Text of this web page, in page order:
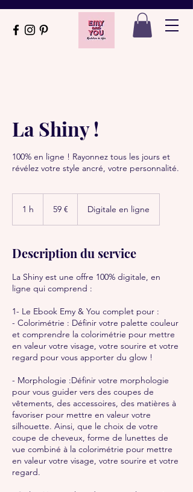
La Shiny !
100% en ligne ! Rayonnez tous les jours et
révélez votre style ancré, votre personnalité.
1 h 59 € Digitale en ligne
Description du service
La Shiny est une offre 100% digitale, en
ligne qui comprend :
1- Le Ebook Emy & You complet pour :
- Colorimétrie : Définir votre palette couleur
et comprendre la colorimétrie pour mettre
en valeur votre visage, votre sourire et votre
regard pour vous apporter du glow !
- Morphologie :Définir votre morphologie
pour vous guider vers des coupes de
vêtements, des accessoires, des matières à
favoriser pour mettre en valeur votre
silhouette. Ainsi, que le choix de votre
coupe de cheveux, forme de lunettes de
vue combiné à la colorimétrie pour mettre
en valeur votre visage, votre sourire et votre
regard.